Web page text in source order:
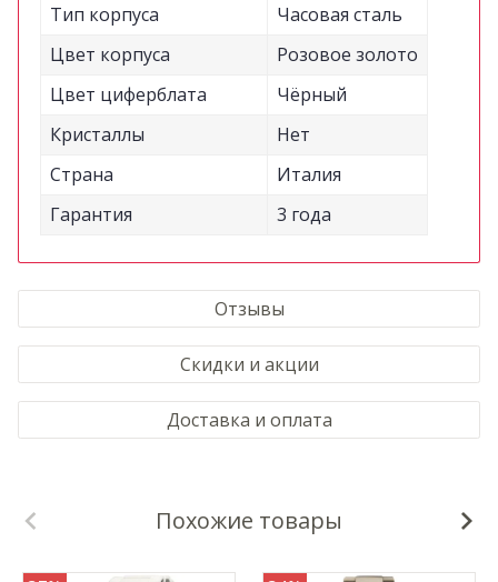
Тип корпуса
Часовая сталь
Цвет корпуса
Розовое золото
Цвет циферблата
Чёрный
Кристаллы
Нет
Страна
Италия
Гарантия
3 года
Отзывы
Скидки и акции
Доставка и оплата
Похожие товары